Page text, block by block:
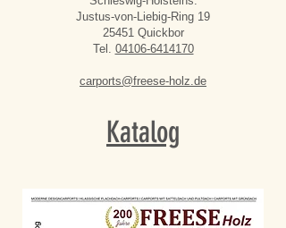
Justus-von-Liebig-Ring 19
25451 Quickbor
Tel. 04106-6414170
carports@freese-holz.de
Katalog